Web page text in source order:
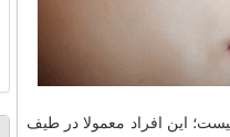
این افراد معمولا در طیف